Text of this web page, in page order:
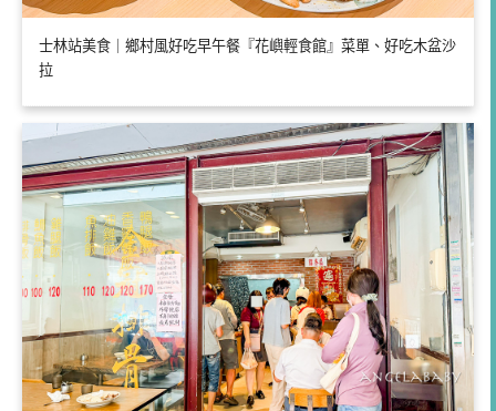
士林站美食｜鄉村風好吃早午餐『花嶼輕食館』菜單、好吃木盆沙
拉